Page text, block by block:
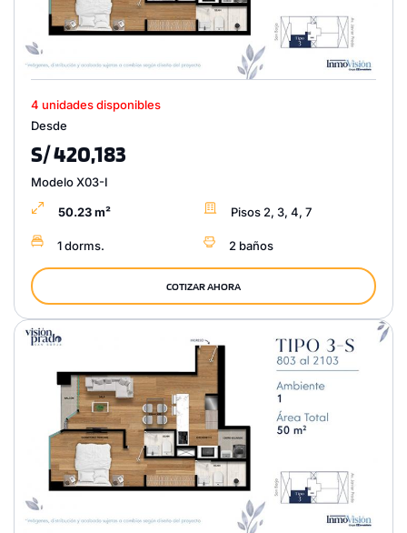
4 unidades disponibles
Desde
S/ 420,183
Modelo X03-I
50.23 m² Pisos 2, 3, 4, 7
1 dorms. 2 baños
COTIZAR AHORA